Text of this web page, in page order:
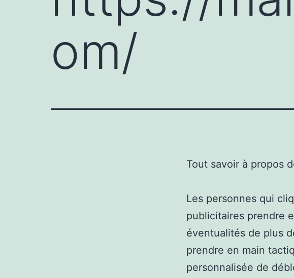
om/
Tout savoir à propos
Les personnes qui
publicitaires prendre
éventualités de plus
prendre en main
personnalisée de